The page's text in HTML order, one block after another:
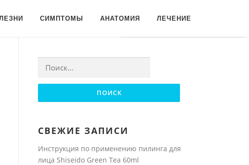
СИМПТОМЫ АНАТОМИЯ ЛЕЧЕНИЕ
Найти:
СВЕЖИЕ ЗАПИСИ
Инструкция по применению пилинга для
лица Shiseido Green Tea 60ml
Для любых предложений по